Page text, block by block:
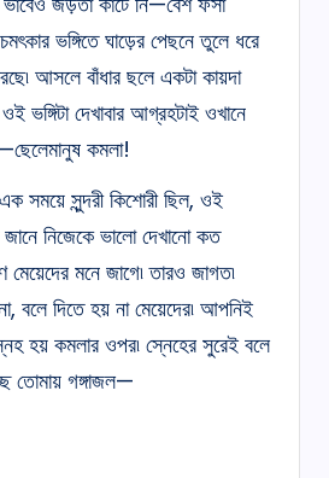
ভঙ্গিতে ঘাড়ের পেছনে তুলে ধরে
আসলে বাঁধার ছলে একটা কায়দা
ভঙ্গিটা দেখাবার আগ্রহটাই ওখানে
কমলা!
সময়ে সুন্দরী কিশোরী ছিল, ওই
নিজেকে ভালো দেখানো কত
মেয়েদের মনে জাগে৷ তারও জাগত৷
বলে দিতে হয় না মেয়েদের৷ আপনিই
হয় কমলার ওপর৷ স্নেহের সুরেই বলে
তোমায় গঙ্গাজল—